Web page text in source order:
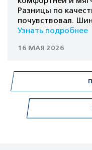
Разницы по
почувствовал.
Узнать подробнее
16 МАЯ 2026